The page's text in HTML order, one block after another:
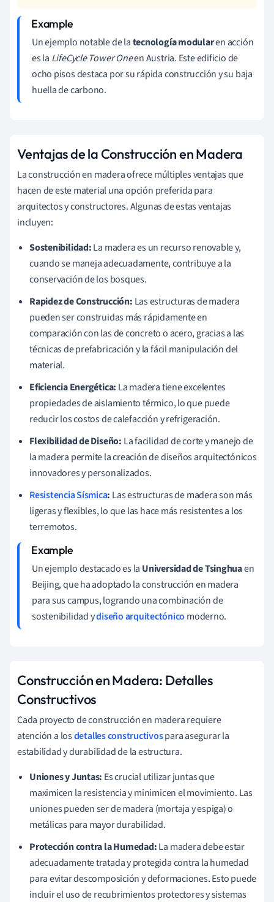
Un ejemplo notable de latecnología modularen acción
es la LifeCycle Tower Oneen Austria. Este edificio de
ocho pisos destaca por su rápida construcción y su baja
huella de carbono.
Ventajas de la Construcción en Madera
La construcción en madera ofrece múltiples ventajas que
hacen de este material una opción preferida para
arquitectos y constructores. Algunas de estas ventajas
incluyen:
Sostenibilidad:La madera es un recurso renovable y,
cuando se maneja adecuadamente, contribuye a la
conservación de los bosques.
Rapidez de Construcción: Las estructuras de madera
pueden ser construidas más rápidamente en
comparación con las de concreto o acero, gracias a las
técnicas de prefabricación y la fácil manipulación del
material.
Eficiencia Energética: La madera tiene excelentes
propiedades de aislamiento térmico, lo que puede
reducir los costos de calefacción y refrigeración.
Flexibilidad de Diseño: La facilidad de corte y manejo de
la madera permite la creación de diseños arquitectónicos
innovadores y personalizados.
Resistencia Sísmica: Las estructuras de madera son más
ligeras y flexibles, lo que las hace más resistentes a los
terremotos.
Un ejemplo destacado es la Universidad de Tsinghuaen
Beijing, que ha adoptado la construcción en madera
para sus campus, logrando una combinación de
sostenibilidad ydiseño arquitectónico moderno.
Construcción en Madera: Detalles
Constructivos
Cada proyecto de construcción en madera requiere
atención a losdetalles constructivospara asegurar la
estabilidad y durabilidad de la estructura.
Uniones y Juntas: Es crucial utilizar juntas que
maximicen la resistencia y minimicen el movimiento. Las
uniones pueden ser de madera (mortaja y espiga) o
metálicas para mayor durabilidad.
Protección contra la Humedad:La madera debe estar
adecuadamente tratada y protegida contra la humedad
para evitar descomposición y deformaciones. Esto puede
incluir el uso de recubrimientos protectores y sistemas